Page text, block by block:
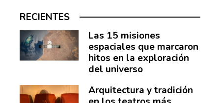
RECIENTES
Las 15 misiones
espaciales que marcaron
hitos en la exploración
del universo
Arquitectura y tradición